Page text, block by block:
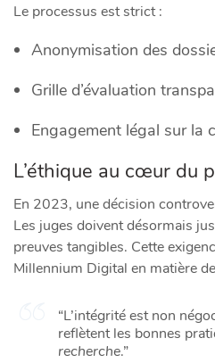
Le processus est strict :
Anonymisation des
Grille d’évaluation
Engagement légal sur la
L’éthique au cœur du
En 2023, une décision
Les juges doivent désormais
preuves tangibles. Cette
Millennium Digital en matière
“L’intégrité est non
reflètent les bonnes
recherche.”